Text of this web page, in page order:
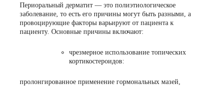
Периоральный дерматит — это полиэтиологическое
заболевание, то есть его причины могут быть разными, а
провоцирующие факторы варьируют от пациента к
пациенту. Основные причины включают:
чрезмерное использование топических
кортикостероидов:
пролонгированное применение гормональных мазей,